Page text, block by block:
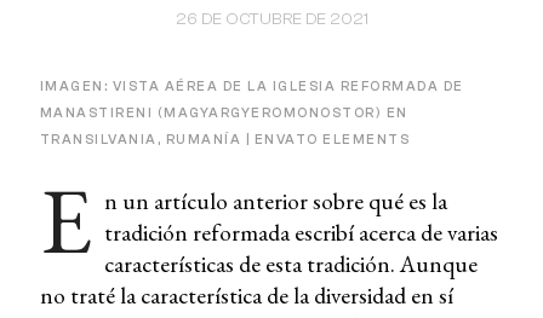
26 DE OCTUBRE DE 2021
IMAGEN: VISTA AÉREA DE LA IGLESIA REFORMADA DE
MANASTIRENI (MAGYARGYEROMONOSTOR) EN
TRANSILVANIA, RUMANÍA | ENVATO ELEMENTS
E n un artículo anterior sobre qué es la
tradición reformada escribí acerca de varias
características de esta tradición. Aunque
no traté la característica de la diversidad en sí